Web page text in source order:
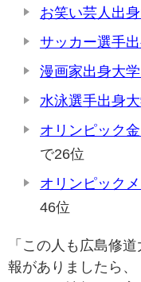
お笑い芸人出
サッカー選手
漫画家出身大
水泳選手出身
オリンピック
で26位
オリンピック
46位
「この人も広島修
報がありましたら、